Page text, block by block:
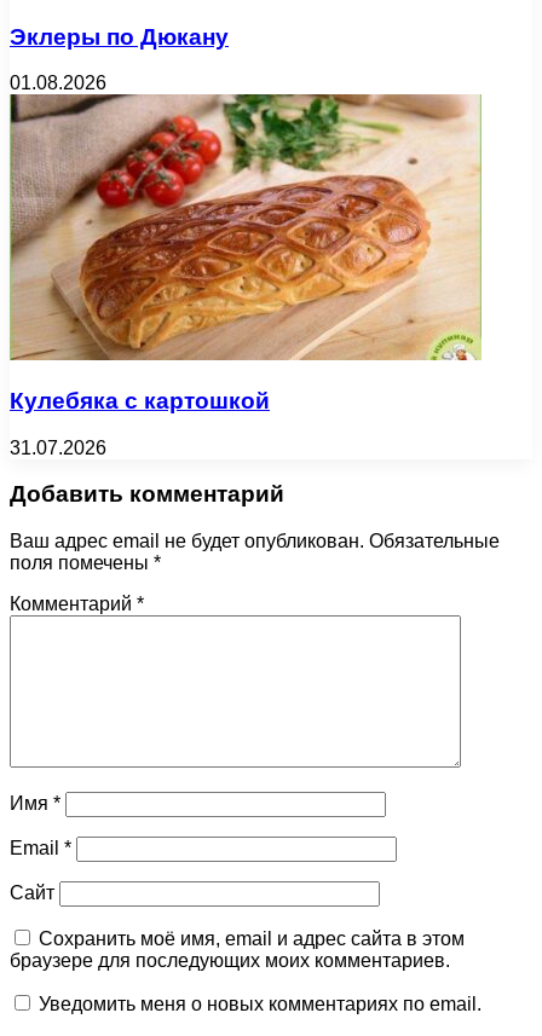
Эклеры по Дюкану
01.08.2026
Кулебяка с картошкой
31.07.2026
Добавить комментарий
Ваш адрес email не будет опубликован. Обязательные
поля помечены *
Комментарий *
Имя *
Email *
Сайт
Сохранить моё имя, email и адрес сайта в этом
браузере для последующих моих комментариев.
Уведомить меня о новых комментариях по email.